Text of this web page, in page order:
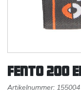
Fento 200
Artikelnummer: 155004